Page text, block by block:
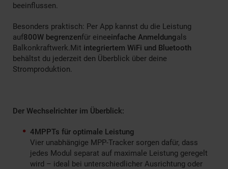
beeinflussen.
Besonders praktisch: Per App kannst du die Leistung
auf800W begrenzenfür eineeinfache Anmeldungals
Balkonkraftwerk.Mit integriertem WiFi und Bluetooth
behältst du jederzeit den Überblick über deine
Stromproduktion.
Der Wechselrichter im Überblick:
4MPPTs für optimale Leistung
Vier unabhängige MPP-Tracker sorgen dafür, dass
jedes Modul separat auf maximale Leistung geregelt
wird – ideal bei unterschiedlicher Ausrichtung oder